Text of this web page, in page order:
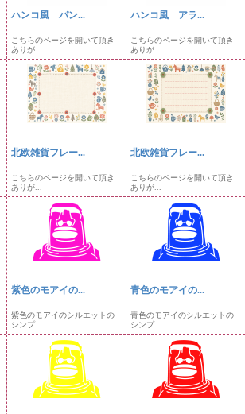
ハンコ風 パン...
こちらのページを開いて頂き
ありが...
ハンコ風 アラ...
こちらのページを開いて頂き
ありが...
北欧雑貨フレー...
こちらのページを開いて頂き
ありが...
北欧雑貨フレー...
こちらのページを開いて頂き
ありが...
紫色のモアイの...
紫色のモアイのシルエットの
シンプ...
青色のモアイの...
青色のモアイのシルエットの
シンプ...